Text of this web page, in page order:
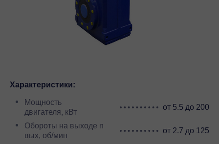
Характеристики:
Мощность
двигателя, кВт
от 5.5 до 200
Обороты на выходе n
вых, об/мин
от 2.7 до 125